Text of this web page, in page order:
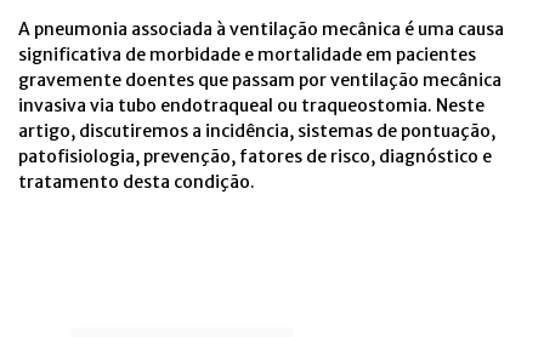
A pneumonia associada à ventilação mecânica é uma causa
significativa de morbidade e mortalidade em pacientes
gravemente doentes que passam por ventilação mecânica
invasiva via tubo endotraqueal ou traqueostomia. Neste
artigo, discutiremos a incidência, sistemas de pontuação,
patofisiologia, prevenção, fatores de risco, diagnóstico e
tratamento desta condição.